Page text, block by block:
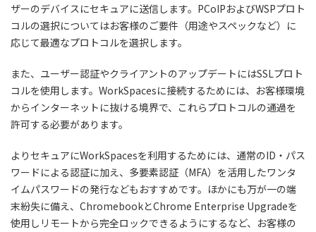
ザーのデバイスにセキュアに送信します。PCoIPおよびWSPプロト
コルの選択についてはお客様のご要件（用途やスペックなど）に
応じて最適なプロトコルを選択します。
また、ユーザー認証やクライアントのアップデートにはSSLプロト
コルを使用します。WorkSpacesに接続するためには、お客様環境
からインターネットに抜ける境界で、これらプロトコルの通過を
許可する必要があります。
よりセキュアにWorkSpacesを利用するためには、通常のID・パス
ワードによる認証に加え、多要素認証（MFA）を活用したワンタ
イムパスワードの発行などもおすすめです。ほかにも万が一の端
末紛失に備え、ChromebookとChrome Enterprise Upgradeを
使用しリモートから完全ロックできるようにするなど、お客様の